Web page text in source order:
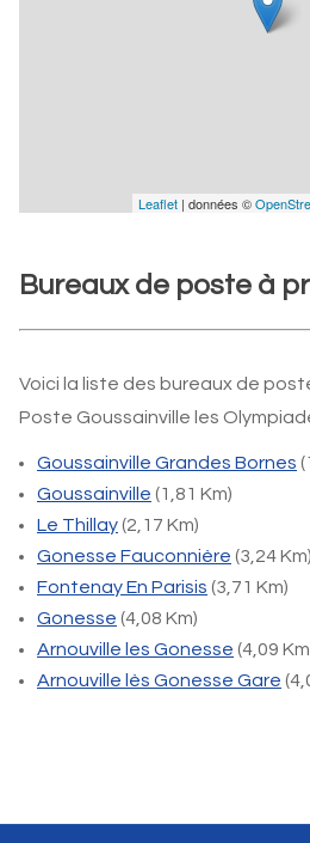
Leaflet | données ©
Bureaux de poste à
Voici la liste des bureaux de
Poste Goussainville les
Goussainville Grandes Bornes
Goussainville (1,81 Km)
Le Thillay(2,17 Km)
Gonesse Fauconnière (3,24 Km)
Fontenay En Parisis (3,71 Km)
Gonesse (4,08 Km)
Arnouville les Gonesse (4,09
Arnouville lès Gonesse Gare